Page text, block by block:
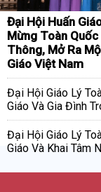
Đại Hội Huấn
Mừng Toàn
Thông, Mở Ra
Giáo Việt Nam
Đại Hội Giáo Lý
Giáo Và Gia Đình
Đại Hội Giáo Lý
Giáo Và Khai Tâm